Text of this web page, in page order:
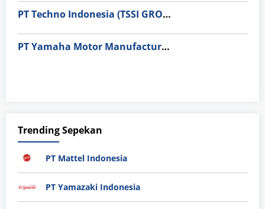
PT Techno Indonesia (TSSI GROUP)
PT Yamaha Motor Manufacturing
Trending Sepekan
PT Mattel Indonesia
PT Yamazaki Indonesia